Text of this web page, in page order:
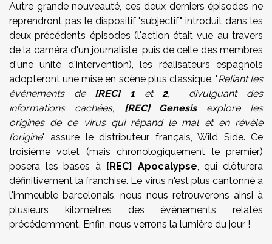
Autre grande nouveauté, ces deux derniers épisodes ne
reprendront pas le dispositif "subjectif" introduit dans les
deux précédents épisodes (l'action était vue au travers
de la caméra d'un journaliste, puis de celle des membres
d'une unité d'intervention), les réalisateurs espagnols
adopteront une mise en scène plus classique. "Reliant les
événements de[REC] 1 et2, divulguant des
informations cachées, [REC] Genesis explore les
origines de ce virus qui répand le mal et en révèle
l’origine" assure le distributeur français, Wild Side. Ce
troisième volet (mais chronologiquement le premier)
posera les bases à [REC] Apocalypse, qui clôturera
définitivement la franchise. Le virus n'est plus cantonné à
l'immeuble barcelonais, nous nous retrouverons ainsi à
plusieurs kilomètres des événements relatés
précédemment. Enfin, nous verrons la lumière du jour !